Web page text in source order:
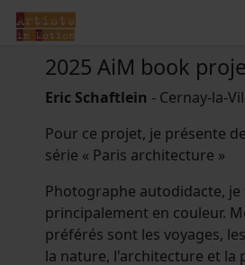
2025 AiM book
Eric Schaftlein - Cernay-la-
Pour ce projet, je présente
série « Paris architecture »
Photographe autodidacte, je
principalement en couleur.
préférés sont les voyages,
la nature, l'architecture et la